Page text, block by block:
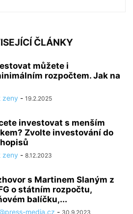
ČLÁNKY
můžete i
rozpočtem. Jak na
zeny - 19.2.2025
investovat s menším
Zvolte investování do
zeny - 8.12.2023
s Martinem Slaným z
o státním rozpočtu,
balíčku,...
media.cz - 30.9.2023